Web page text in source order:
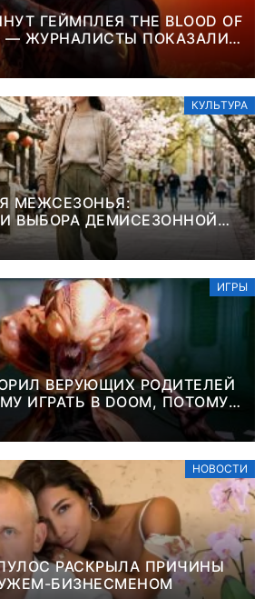
ГЕЙМПЛЕЯ THE BLOOD OF
— ЖУРНАЛИСТЫ ПОКАЗАЛИ
ИГРЫ ОТ ВЕТЕРАНОВ CD
КУЛЬТУРА
МЕЖСЕЗОНЬЯ:
ВЫБОРА ДЕМИСЕЗОННОЙ
ЖЕНСКОГО ПЛАЩА
ИГРЫ
ВЕРУЮЩИХ РОДИТЕЛЕЙ
ИГРАТЬ В DOOM, ПОТОМУ
ИГРА ПРО
НОВОСТИ
РАСКРЫЛА ПРИЧИНЫ
БИЗНЕСМЕНОМ